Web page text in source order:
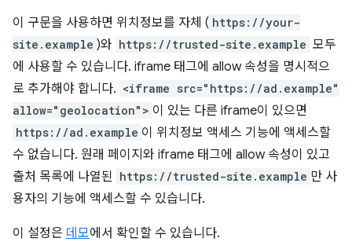
이 구문을 사용하면 위치정보를 자체 ( https://your-
site.example )와 https://trusted-site.example 모두
에 사용할 수 있습니다. iframe 태그에 allow 속성을 명시적으
로 추가해야 합니다. <iframe src="https://ad.example"
allow="geolocation"> 이 있는 다른 iframe이 있으면
https://ad.example 이 위치정보 액세스 기능에 액세스할
수 없습니다. 원래 페이지와 iframe 태그에 allow 속성이 있고
출처 목록에 나열된 https://trusted-site.example 만 사
용자의 기능에 액세스할 수 있습니다.
이 설정은 데모에서 확인할 수 있습니다.